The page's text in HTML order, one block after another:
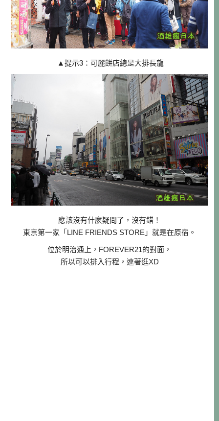
▲提示3：可麗餅店總是大排長龍
應該沒有什麼疑問了，沒有錯！
東京第一家「LINE FRIENDS STORE」就是在原宿。
位於明治通上，FOREVER21的對面，
所以可以排入行程，連著逛XD